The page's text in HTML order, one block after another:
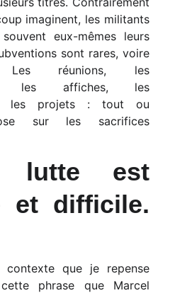
imaginent, les militants
eux-mêmes leurs
sont rares, voire
Les réunions, les
les affiches, les
les projets : tout ou
sur les sacrifices
lutte est
et difficile.
que je repense
phrase que Marcel